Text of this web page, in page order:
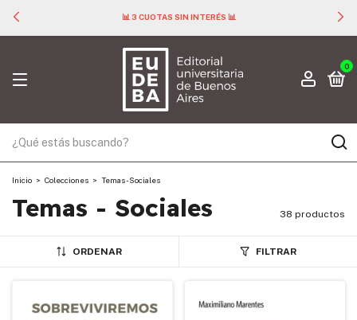
📊 3 CUOTAS SIN INTERÉS 📊
0
Inicio > Colecciones > Temas - Sociales
Temas - Sociales 38 productos
ORDENAR FILTRAR